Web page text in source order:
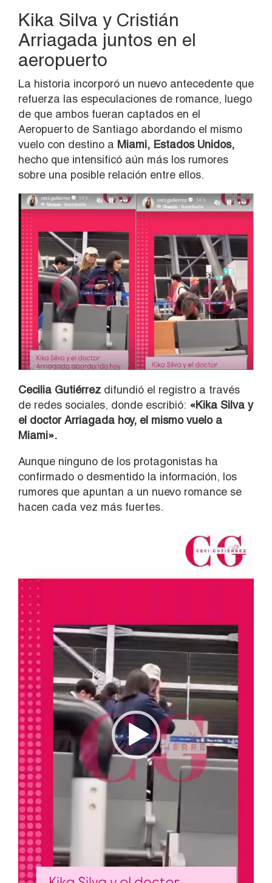
Kika Silva y Cristián
Arriagada juntos en el
aeropuerto
La historia incorporó un nuevo antecedente que
refuerza las especulaciones de romance, luego
de que ambos fueran captados en el
Aeropuerto de Santiago abordando el mismo
vuelo con destino a Miami, Estados Unidos,
hecho que intensificó aún más los rumores
sobre una posible relación entre ellos.
Cecilia Gutiérrez difundió el registro a través
de redes sociales, donde escribió: «Kika Silva y
el doctor Arriagada hoy, el mismo vuelo a
Miami».
Aunque ninguno de los protagonistas ha
confirmado o desmentido la información, los
rumores que apuntan a un nuevo romance se
hacen cada vez más fuertes.